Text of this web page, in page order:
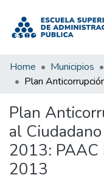
Home Municipios
Plan
al
2013: PAAC
2013